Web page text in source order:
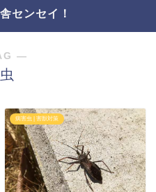
センセイ！
―
病害虫 | 害獣対策